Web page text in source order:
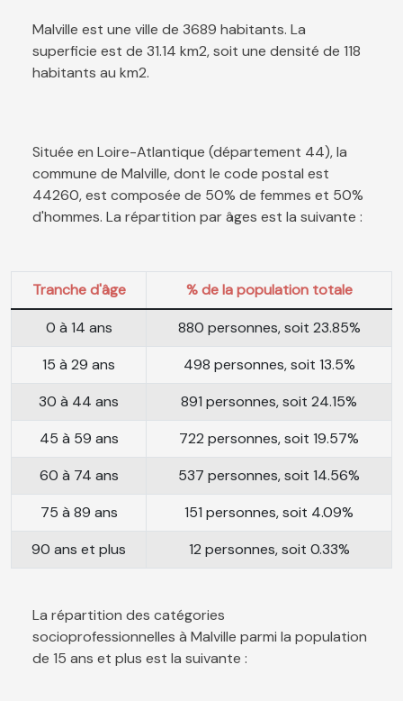
Malville est une ville de 3689 habitants. La
superficie est de 31.14 km2, soit une densité de 118
habitants au km2.
Située en Loire-Atlantique (département 44), la
commune de Malville, dont le code postal est
44260, est composée de 50% de femmes et 50%
d'hommes. La répartition par âges est la suivante :
Tranche d'âge
% de la population totale
0 à 14 ans
880 personnes, soit 23.85%
15 à 29 ans
498 personnes, soit 13.5%
30 à 44 ans
891 personnes, soit 24.15%
45 à 59 ans
722 personnes, soit 19.57%
60 à 74 ans
537 personnes, soit 14.56%
75 à 89 ans
151 personnes, soit 4.09%
90 ans et plus
12 personnes, soit 0.33%
La répartition des catégories
socioprofessionnelles à Malville parmi la population
de 15 ans et plus est la suivante :